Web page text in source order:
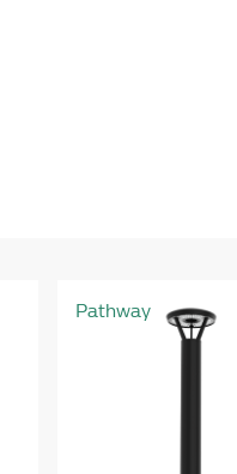
Pathway